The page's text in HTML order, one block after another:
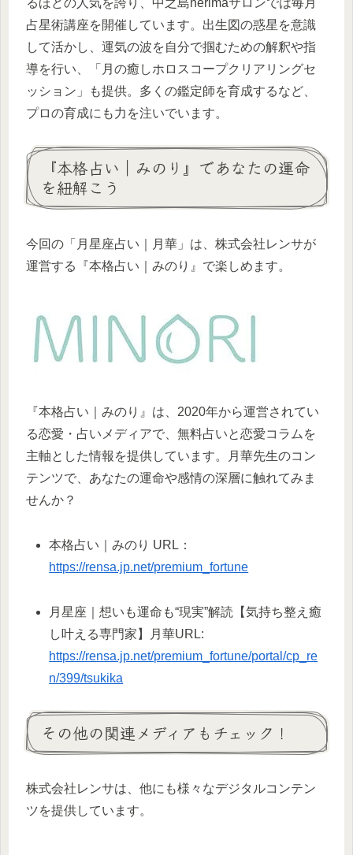
るほどの人気を誇り、中之島nerimaサロンでは毎月
占星術講座を開催しています。出生図の惑星を意識
して活かし、運気の波を自分で掴むための解釈や指
導を行い、「月の癒しホロスコープクリアリングセ
ッション」も提供。多くの鑑定師を育成するなど、
プロの育成にも力を注いでいます。
『本格占い｜みのり』であなたの運命
を紐解こう
今回の「月星座占い｜月華」は、株式会社レンサが
運営する『本格占い｜みのり』で楽しめます。
『本格占い｜みのり』は、2020年から運営されてい
る恋愛・占いメディアで、無料占いと恋愛コラムを
主軸とした情報を提供しています。月華先生のコン
テンツで、あなたの運命や感情の深層に触れてみま
せんか？
本格占い｜みのり URL：
https://rensa.jp.net/premium_fortune
月星座｜想いも運命も“現実”解読【気持ち整え癒
し叶える専門家】月華URL:
https://rensa.jp.net/premium_fortune/portal/cp_re
n/399/tsukika
その他の関連メディアもチェック！
株式会社レンサは、他にも様々なデジタルコンテン
ツを提供しています。